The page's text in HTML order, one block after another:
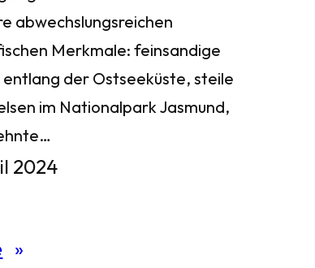
abwechslungsreichen
Merkmale: feinsandige
der Ostseeküste, steile
im Nationalpark Jasmund,
2024
»